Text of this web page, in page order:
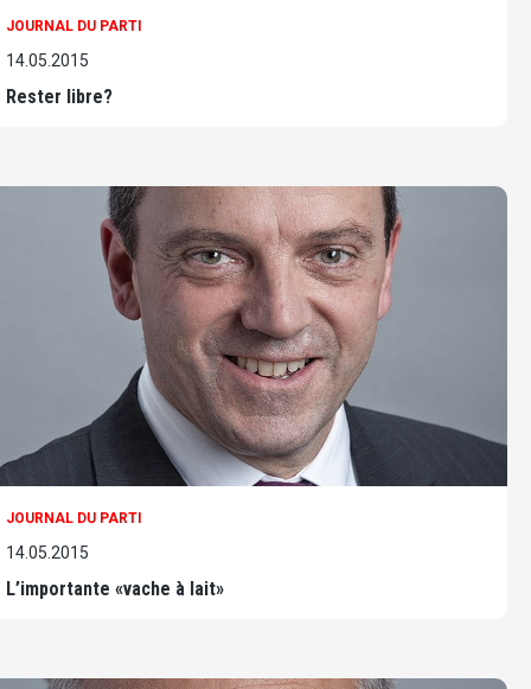
JOURNAL DU PARTI
14.05.2015
Rester libre?
JOURNAL DU PARTI
14.05.2015
L’importante «vache à lait»